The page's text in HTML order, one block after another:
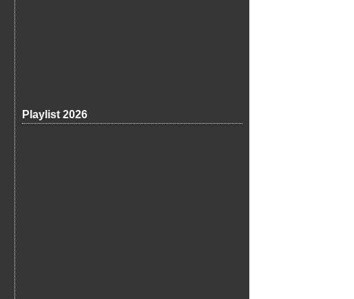
Playlist 2026